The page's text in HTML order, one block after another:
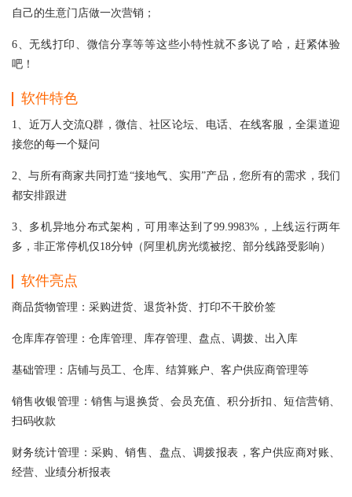
自己的生意门店做一次营销；
6、无线打印、微信分享等等这些小特性就不多说了哈，赶紧体验
吧！
软件特色
1、近万人交流Q群，微信、社区论坛、电话、在线客服，全渠道迎
接您的每一个疑问
2、与所有商家共同打造“接地气、实用”产品，您所有的需求，我们
都安排跟进
3、多机异地分布式架构，可用率达到了99.9983%，上线运行两年
多，非正常停机仅18分钟（阿里机房光缆被挖、部分线路受影响）
软件亮点
商品货物管理：采购进货、退货补货、打印不干胶价签
仓库库存管理：仓库管理、库存管理、盘点、调拨、出入库
基础管理：店铺与员工、仓库、结算账户、客户供应商管理等
销售收银管理：销售与退换货、会员充值、积分折扣、短信营销、
扫码收款
财务统计管理：采购、销售、盘点、调拨报表，客户供应商对账、
经营、业绩分析报表